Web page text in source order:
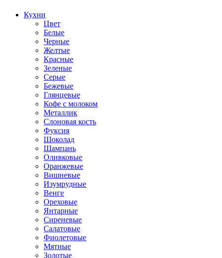
Кухни
Цвет
Белые
Черные
Желтые
Красные
Зеленые
Серые
Бежевые
Глянцевые
Кофе с молоком
Металлик
Слоновая кость
Фуксия
Шоколад
Шампань
Оливковые
Оранжевые
Вишневые
Изумрудные
Венге
Ореховые
Янтарные
Сиреневые
Салатовые
Фиолетовые
Мятные
Золотые